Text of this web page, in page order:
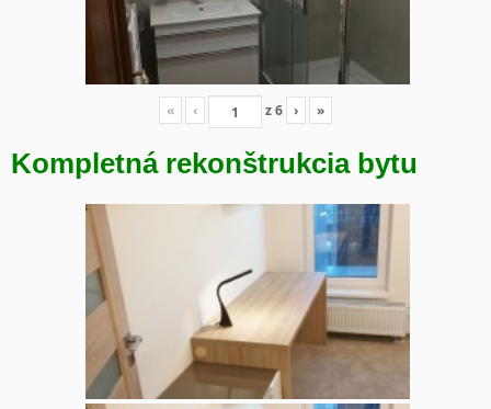
« ‹ z6 › »
Kompletná rekonštrukcia bytu